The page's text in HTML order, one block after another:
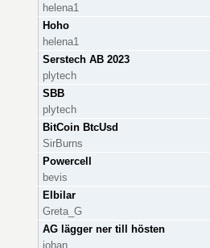
helena1
Hoho
helena1
Serstech AB 2023
plytech
SBB
plytech
BitCoin BtcUsd
SirBurns
Powercell
bevis
Elbilar
Greta_G
AG lägger ner till hösten
johan